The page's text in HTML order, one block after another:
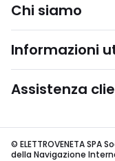
Chi siamo
Informazioni
Assistenza
© ELETTROVENETA
della Navigazione